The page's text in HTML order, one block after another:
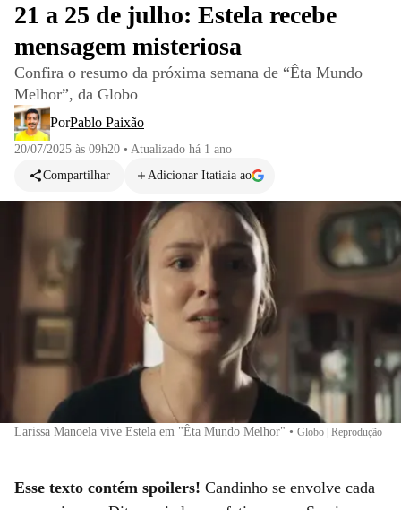
21 a 25 de julho: Estela recebe
mensagem misteriosa
Confira o resumo da próxima semana de “Êta Mundo
Melhor”, da Globo
PorPablo Paixão
20/07/2025 às 09h20 • Atualizado há 1 ano
Compartilhar
Adicionar Itatiaia ao
Larissa Manoela vive Estela em "Êta Mundo Melhor" • Globo | Reprodução
Esse texto contém spoilers! Candinho se envolve cada